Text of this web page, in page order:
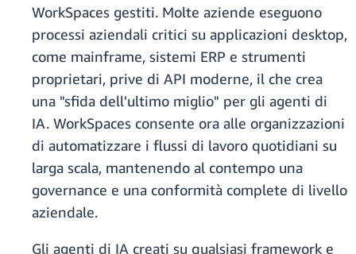
WorkSpaces gestiti. Molte aziende eseguono
processi aziendali critici su applicazioni desktop,
come mainframe, sistemi ERP e strumenti
proprietari, prive di API moderne, il che crea
una "sfida dell'ultimo miglio" per gli agenti di
IA. WorkSpaces consente ora alle organizzazioni
di automatizzare i flussi di lavoro quotidiani su
larga scala, mantenendo al contempo una
governance e una conformità complete di livello
aziendale.
Gli agenti di IA creati su qualsiasi framework e